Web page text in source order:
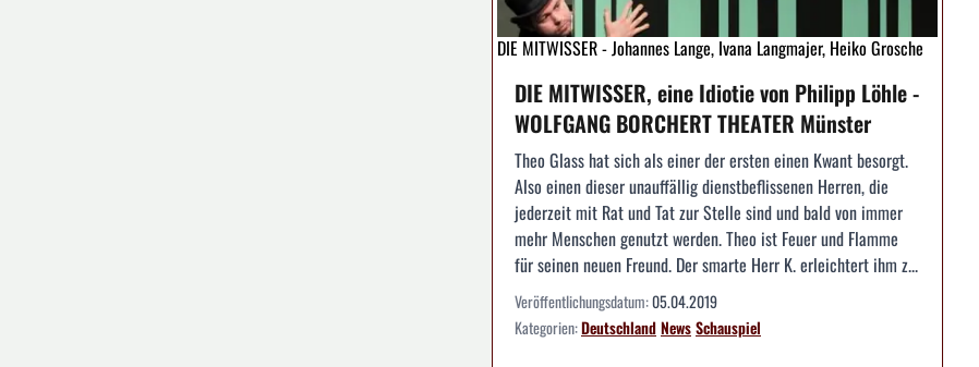
DIE MITWISSER - Johannes Lange, Ivana Langmajer, Heiko Grosche
DIE MITWISSER, eine Idiotie von Philipp Löhle -
WOLFGANG BORCHERT THEATER Münster
Theo Glass hat sich als einer der ersten einen Kwant besorgt.
Also einen dieser unauffällig dienstbeflissenen Herren, die
jederzeit mit Rat und Tat zur Stelle sind und bald von immer
mehr Menschen genutzt werden. Theo ist Feuer und Flamme
für seinen neuen Freund. Der smarte Herr K. erleichtert ihm z...
Veröffentlichungsdatum:05.04.2019
Kategorien:DeutschlandNewsSchauspiel